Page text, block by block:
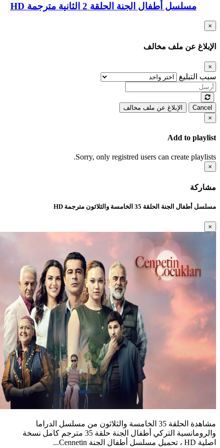
مسلسل أطفال الجنة الحلقة 2 الثانية مترجمة HD
×
الإبلاغ عن ملف مخالف
×
سبب التبليغ
Cancel
الإبلاغ عن ملف مخالف
×
Add to playlist
Sorry, only registred users can create playlists.
×
مشاركة
مسلسل أطفال الجنة الحلقة 35 الخامسة والثلاثون مترجمة HD
×
مشاهدة الحلقة 35 الخامسة والثلاثون من مسلسل الدراما
والرومانسية التركي أطفال الجنة حلقة 35 مترجم كامل نسخة
اصلية HD ، تحميل مسلسل أطفال الجنة Cennetin...